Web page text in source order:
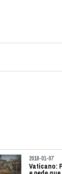
2018-01-07
Vaticano: